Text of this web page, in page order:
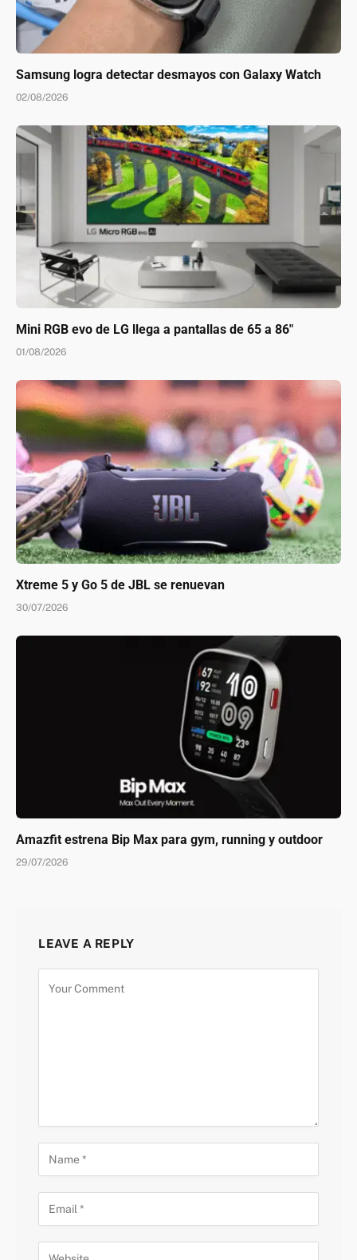
Samsung logra detectar desmayos con Galaxy Watch
02/08/2026
Mini RGB evo de LG llega a pantallas de 65 a 86″
01/08/2026
Xtreme 5 y Go 5 de JBL se renuevan
30/07/2026
Amazfit estrena Bip Max para gym, running y outdoor
29/07/2026
LEAVE A REPLY